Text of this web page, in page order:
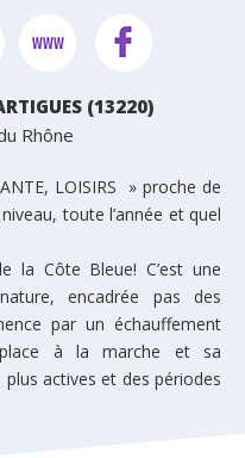
(13220)
Rhône
LOISIRS » proche de
toute l’année et quel
la Côte Bleue! C’est une
encadrée pas des
par un échauffement
à la marche et sa
actives et des périodes